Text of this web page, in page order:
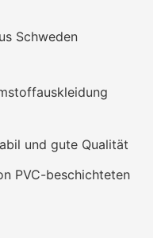
Schweden
und gute Qualität
PVC-beschichteten